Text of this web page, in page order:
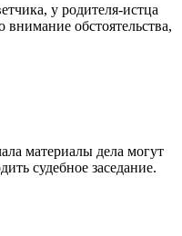
у родителя-истца
обстоятельства,
материалы дела могут
судебное заседание.